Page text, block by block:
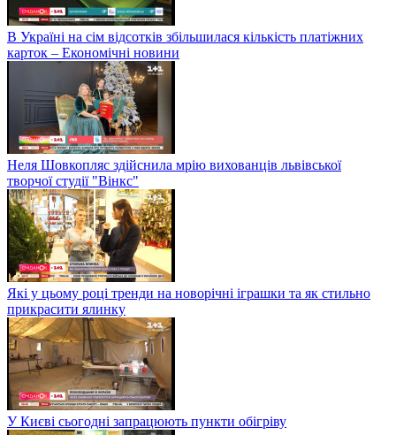
В Україні на сім відсотків збільшилася кількість платіжних
карток – Економічні новини
Неля Шовкопляс здійснила мрію вихованців львівської
творчої студії "Вінкс"
Які у цьому році тренди на новорічні іграшки та як стильно
прикрасити ялинку
У Києві сьогодні запрацюють пункти обігріву